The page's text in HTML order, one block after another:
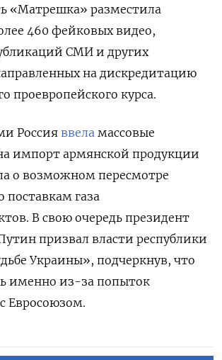
«Матрешка» разместила
460 фейковых видео,
СМИ и других
на дискредитацию
проевропейского курса.
Россия ввела массовые
импорт армянской продукции
о возможном пересмотре
поставкам газа
В свою очередь президент
призвал власти республики
Украины», подчеркнув, что
именно из-за попыток
Евросоюзом.